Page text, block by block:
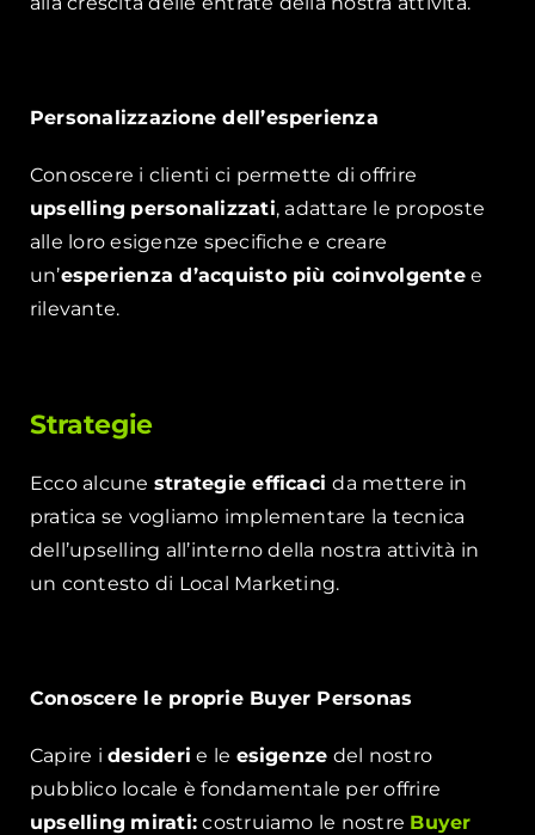
Personalizzazione dell’esperienza
Conoscere i clienti ci permette di offrire
upselling personalizzati, adattare le proposte
alle loro esigenze specifiche e creare
un’esperienza d’acquisto più coinvolgentee
rilevante.
Strategie
Ecco alcune strategie efficacida mettere in
pratica se vogliamo implementare la tecnica
dell’upselling all’interno della nostra attività in
un contesto di Local Marketing.
Conoscere le proprie Buyer Personas
Capire idesideri e le esigenze del nostro
pubblico locale è fondamentale per offrire
upselling mirati: costruiamo le nostre Buyer